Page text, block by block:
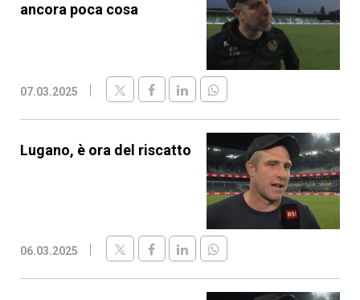
ancora poca cosa
07.03.2025
Lugano, è ora del riscatto
06.03.2025